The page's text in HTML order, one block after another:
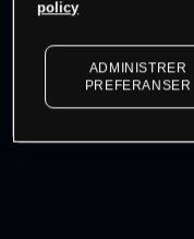
policy
ADMINISTRER
PREFERANSER